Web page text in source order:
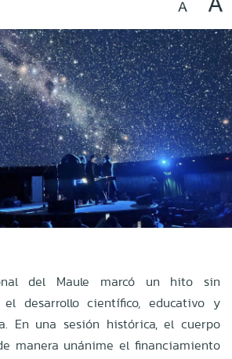
del Maule marcó un hito sin
el desarrollo científico, educativo y
. En una sesión histórica, el cuerpo
manera unánime el financiamiento